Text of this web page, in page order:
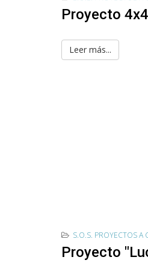
Proyecto
Leer más...
S.O.S. PROYECTOS A
Proyecto